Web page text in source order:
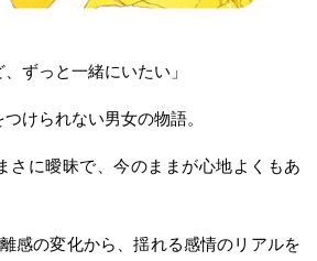
ずっと一緒にいたい」
けられない男女の物語。
さに曖昧で、今のままが心地よくもあ
感の変化から、揺れる感情のリアルを